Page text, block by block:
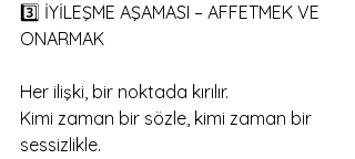
3️⃣ İYİLEŞME AŞAMASI – AFFETMEK VE
ONARMAK
Her ilişki, bir noktada kırılır.
Kimi zaman bir sözle, kimi zaman bir
sessizlikle.